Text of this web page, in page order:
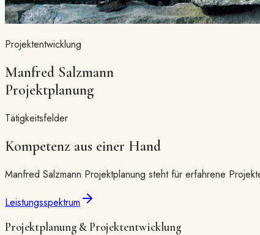
Projektentwicklung
Manfred Salzmann
Projektplanung
Tätigkeitsfelder
Kompetenz aus einer Hand
Manfred Salzmann Projektplanung steht für erfahrene
Leistungsspektrum
Projektplanung & Projektentwicklung